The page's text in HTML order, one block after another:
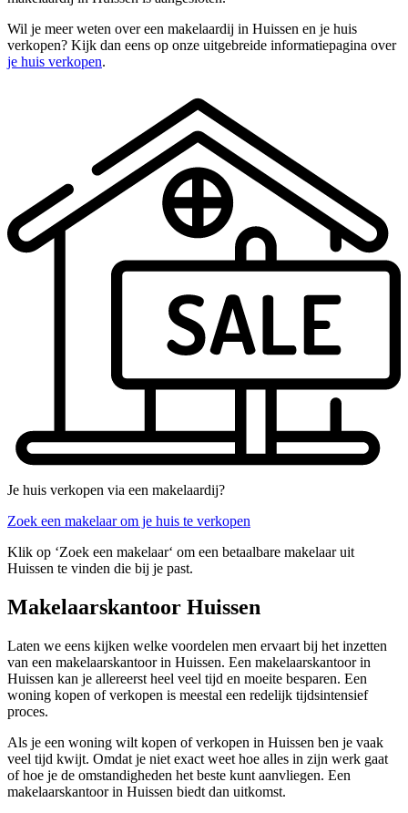
Wil je meer weten over een makelaardij in Huissen en je huis
verkopen? Kijk dan eens op onze uitgebreide informatiepagina over
je huis verkopen.
Je huis verkopen via een makelaardij?
Zoek een makelaar om je huis te verkopen
Klik op ‘Zoek een makelaar‘ om een betaalbare makelaar uit
Huissen te vinden die bij je past.
Makelaarskantoor Huissen
Laten we eens kijken welke voordelen men ervaart bij het inzetten
van een makelaarskantoor in Huissen. Een makelaarskantoor in
Huissen kan je allereerst heel veel tijd en moeite besparen. Een
woning kopen of verkopen is meestal een redelijk tijdsintensief
proces.
Als je een woning wilt kopen of verkopen in Huissen ben je vaak
veel tijd kwijt. Omdat je niet exact weet hoe alles in zijn werk gaat
of hoe je de omstandigheden het beste kunt aanvliegen. Een
makelaarskantoor in Huissen biedt dan uitkomst.